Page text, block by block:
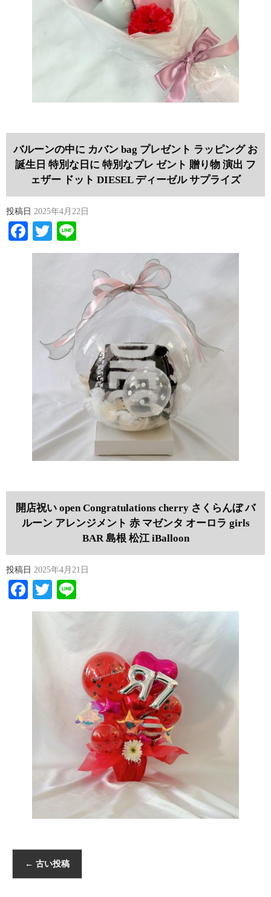
バルーンの中に カバン bag プレゼント ラッピング お
誕生日 特別な日に 特別なプレ ゼント 贈り物 演出 フ
ェザー ドット DIESEL ディーゼル サプライズ
投稿日 2025年4月22日
Facebook
Twitter
開店祝い open Congratulations cherry さくらんぼ バ
ルーン アレンジメント 赤 マゼンタ オーロラ girls
BAR 島根 松江 iBalloon
投稿日 2025年4月21日
Facebook
Twitter
← 古い投稿